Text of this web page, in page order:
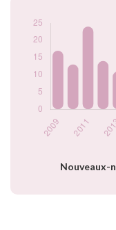
Nouveaux-
Popularité du
prénom Brieuc par
2019
2020
2021
2022